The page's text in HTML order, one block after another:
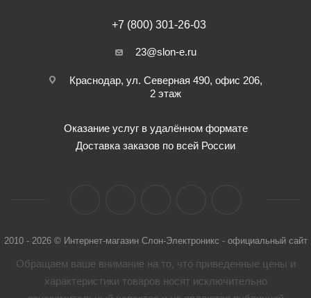
+7 (800) 301-26-03
23@slon-e.ru
Краснодар, ул. Северная 490, офис 206,
2 этаж
Оказание услуг в удалённом формате
Доставка заказов по всей России
2010 - 2026 © Интернет-магазин Слон-Электроникс - официальный сайт
Обращаем ваше внимание на то, что приведенные цены и
характеристики товaров носят исключительно